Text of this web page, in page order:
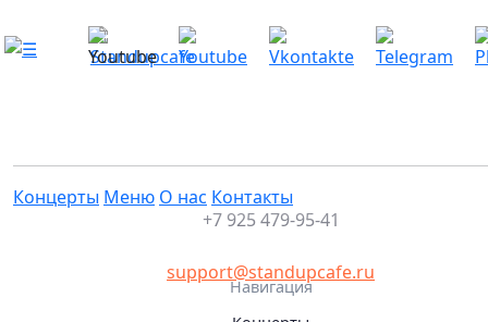
Концерты Меню О нас Контакты
+7 925 479-95-41
support@standupcafe.ru
Навигация